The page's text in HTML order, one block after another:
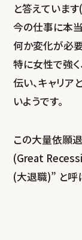
と答えていま
今の仕事に本
何か変化が必
特に女性で強
伝い、キャリ
いようです。
この大量依願
(Great
(大退職)” と呼